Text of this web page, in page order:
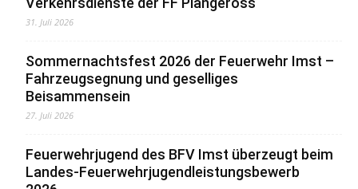
31. Juli 2026
Sommernachtsfest 2026 der Feuerwehr Imst –
Fahrzeugsegnung und geselliges
Beisammensein
27. Juli 2026
Feuerwehrjugend des BFV Imst überzeugt beim
Landes-Feuerwehrjugendleistungsbewerb